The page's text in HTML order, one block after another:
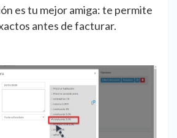
es tu mejor amiga: te permite
antes de facturar.